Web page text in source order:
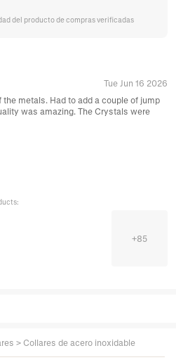
del producto de compras verificadas
Tue Jun 16 2026
metals. Had to add a couple of jump
was amazing. The Crystals were
+85
> Collares de acero inoxidable